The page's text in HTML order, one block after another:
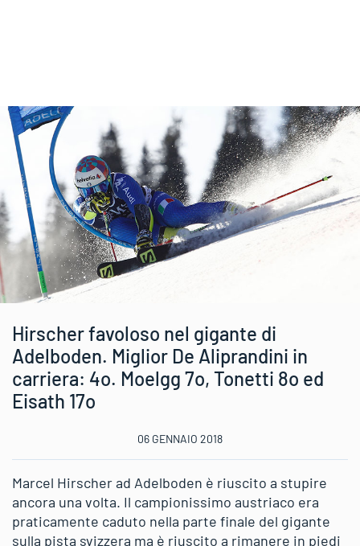
Hirscher favoloso nel gigante di
Adelboden. Miglior De Aliprandini in
carriera: 4o. Moelgg 7o, Tonetti 8o ed
Eisath 17o
06 GENNAIO 2018
Marcel Hirscher ad Adelboden è riuscito a stupire
ancora una volta. Il campionissimo austriaco era
praticamente caduto nella parte finale del gigante
sulla pista svizzera ma è riuscito a rimanere in piedi